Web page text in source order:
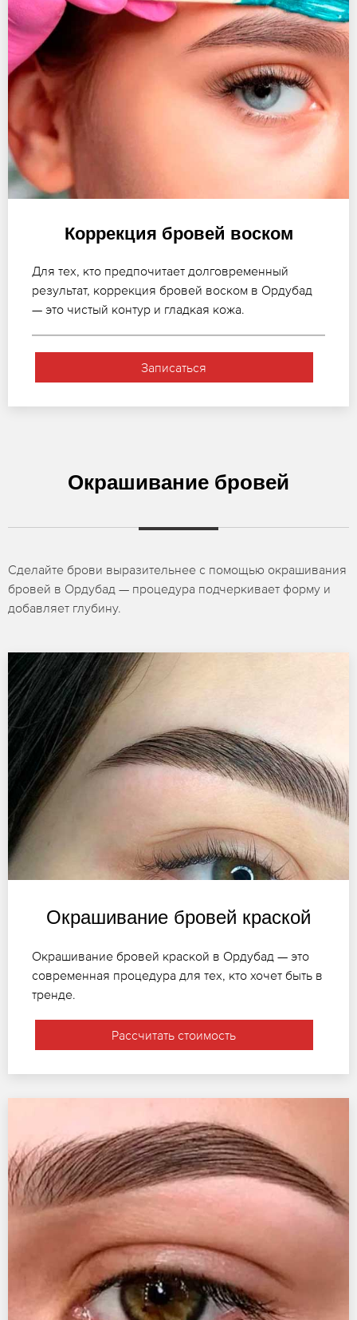
Коррекция бровей воском
Для тех, кто предпочитает долговременный
результат, коррекция бровей воском в Ордубад
— это чистый контур и гладкая кожа.
Записаться
Окрашивание бровей
Сделайте брови выразительнее с помощью окрашивания
бровей в Ордубад — процедура подчеркивает форму и
добавляет глубину.
Окрашивание бровей краской
Окрашивание бровей краской в Ордубад — это
современная процедура для тех, кто хочет быть в
тренде.
Рассчитать стоимость